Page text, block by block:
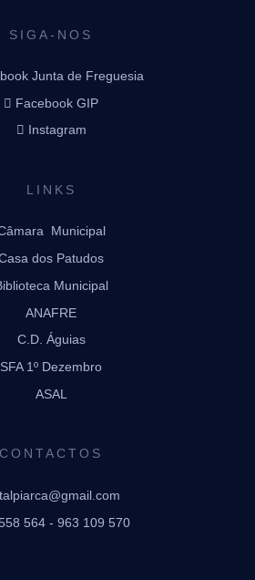
SIGA-NOS
Junta de Freguesia
Facebook GIP
Instagram
LINKS
Municipal
dos Patudos
Municipal
ANAFRE
C.D. Águias
SFA 1º Dezembro
ASAL
CONTACTOS
564 - 963 109 570